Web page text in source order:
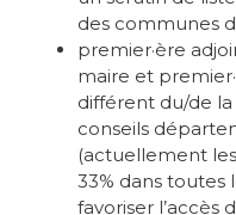
des communes
premier·ère
maire et
différent du/de la
conseils
(actuellement
33% dans toutes
favoriser l’accès